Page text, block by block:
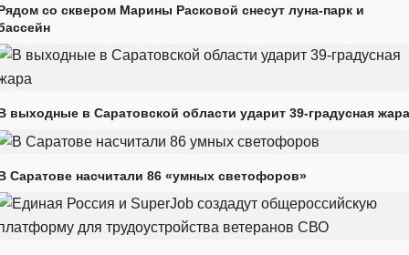
со сквером Марины Расковой снесут луна-парк и
выходные в Саратовской области ударит 39-градусная жара
Саратове насчитали 86 «умных светофоров»